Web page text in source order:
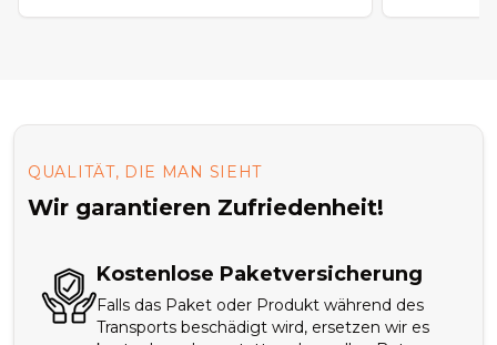
QUALITÄT, DIE MAN SIEHT
Wir garantieren Zufriedenheit!
Kostenlose Paketversicherung
Falls das Paket oder Produkt während des
Transports beschädigt wird, ersetzen wir es